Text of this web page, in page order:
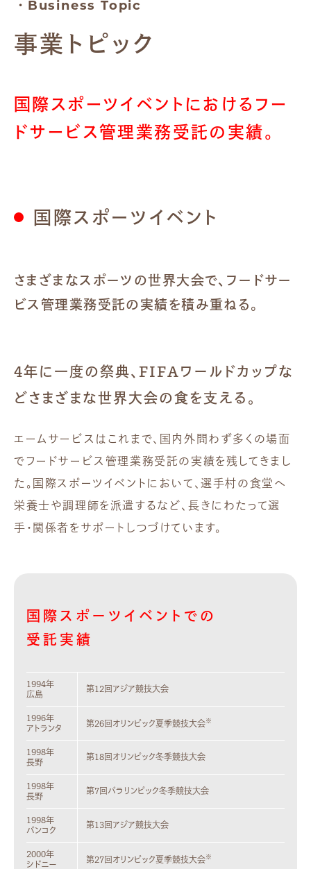
・Business Topic
事業トピック
国際スポーツイベントにおけるフー
ドサービス 管理業務受託の実績。
国際スポーツイベント
さまざまなスポーツの世界大会で、フードサー
ビス管理業務受託の実績を積み重ねる。
4年に一度の祭典、FIFAワールドカップな
どさまざまな世界大会の食を支える。
エームサービスはこれまで、国内外問わず多くの場面
でフードサービス管理業務受託の実績を残してきまし
た。国際スポーツイベントにおいて、選手村の食堂へ
栄養士や調理師を派遣するなど、長きにわたって選
手・関係者をサポートしつづけています。
国際スポーツイベントでの
受託実績
1994年
広島
第12回アジア競技大会
1996年
アトランタ
第26回オリンピック夏季競技大会※
1998年
長野
第18回オリンピック冬季競技大会
1998年
長野
第7回パラリンピック冬季競技大会
1998年
バンコク
第13回アジア競技大会
2000年
シドニー
第27回オリンピック夏季競技大会※